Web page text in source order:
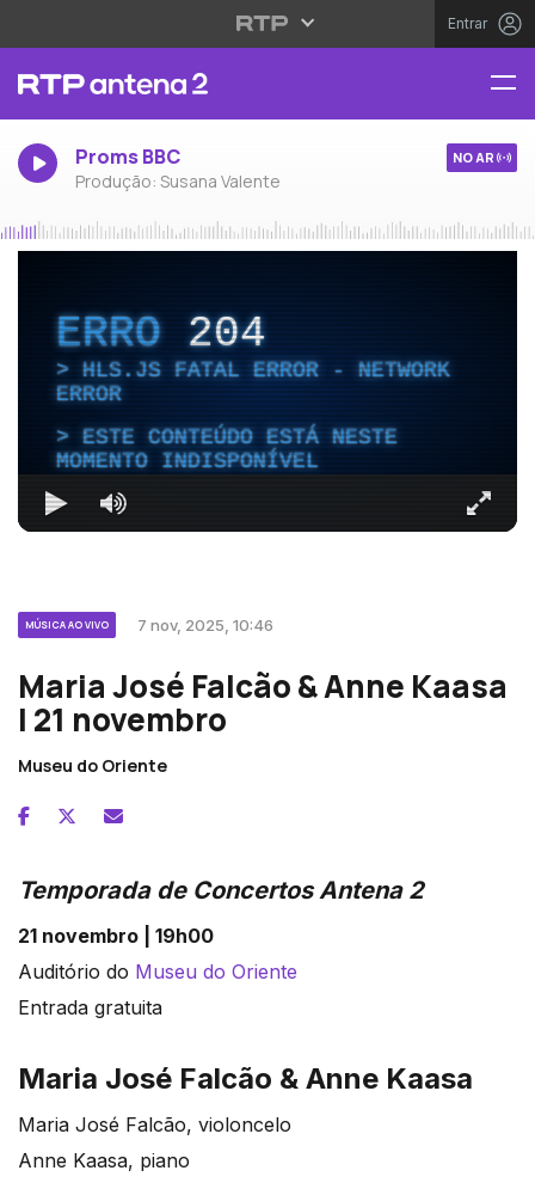
Entrar
Proms BBC
Produção: Susana Valente
NO AR
ERRO204
HLS.JS FATAL ERROR - NETWORK
ERROR
ESTE CONTEÚDO ESTÁ NESTE
MOMENTO INDISPONÍVEL
MÚSICA AO VIVO 7 nov, 2025, 10:46
Maria José Falcão & Anne Kaasa
| 21 novembro
Museu do Oriente
Temporada de Concertos Antena 2
21 novembro | 19h00
Auditório do Museu do Oriente
Entrada gratuita
Maria José Falcão & Anne Kaasa
Maria José Falcão, violoncelo
Anne Kaasa, piano